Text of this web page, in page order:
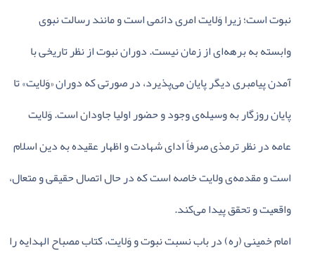
نبوت‌ است‌؛ زیرا وَلایت‌ امری‌ دائمی‌ است‌ و مانند رسالت‌ نبوی‌
وابسته‌ به‌ برهه‌ای‌ از زمان‌ نیست‌. دوران‌ نبوت‌ از نظر تاریخی‌ با
آمدن‌ پیامبری‌ دیگر پایان‌ می‌پذیرد، در صورتی‌ که‌ دوران‌ «وَلایت‌» تا
پایان‌ روزگار به‌ وسیله‌ی‌ وجود و حضور اولیا جاودان‌ است‌. وَلایت‌
عامه‌ در نظر ترمذی‌ صرفاً ادای‌ شهادت‌ و اظهار عقیده‌ به‌ دین‌ اسلام‌
است‌ و مقدمه‌ی‌ ولایت‌ خاصه‌ است‌ که‌ در حال‌ اتصال‌ حقیقی‌ و متعال‌،
واقعیت‌ و تحقق‌ پیدا می‌کند.
امام‌ خمینی‌ (ره‌) در باب‌ نسبت‌ نبوت‌ و وَلایت‌، کتاب‌ مصباح‌ الهدایه‌ را